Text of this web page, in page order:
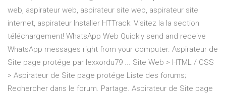
web, aspirateur web, aspirateur site web, aspirateur site
internet, aspirateur Installer HTTrack: Visitez la la section
téléchargement! WhatsApp Web Quickly send and receive
WhatsApp messages right from your computer. Aspirateur de
Site page protége par lexxordu79 ... Site Web > HTML / CSS
> Aspirateur de Site page protége Liste des forums;
Rechercher dans le forum. Partage. Aspirateur de Site page